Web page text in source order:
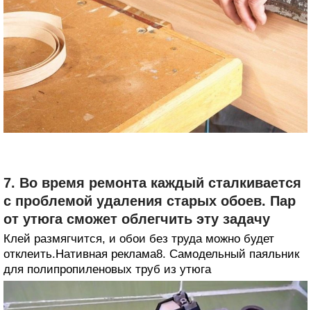
7. Во время ремонта каждый сталкивается
с проблемой удаления старых обоев. Пар
от утюга сможет облегчить эту задачу
Клей размягчится, и обои без труда можно будет
отклеить.Нативная реклама8. Самодельный паяльник
для полипропиленовых труб из утюга